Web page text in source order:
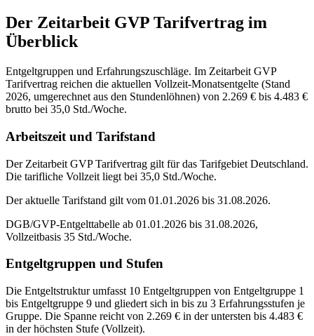
Der Zeitarbeit GVP Tarifvertrag im
Überblick
Entgeltgruppen und Erfahrungszuschläge. Im Zeitarbeit GVP
Tarifvertrag reichen die aktuellen Vollzeit-Monatsentgelte (Stand
2026, umgerechnet aus den Stundenlöhnen) von 2.269 € bis 4.483 €
brutto bei 35,0 Std./Woche.
Arbeitszeit und Tarifstand
Der Zeitarbeit GVP Tarifvertrag gilt für das Tarifgebiet Deutschland.
Die tarifliche Vollzeit liegt bei 35,0 Std./Woche.
Der aktuelle Tarifstand gilt vom 01.01.2026 bis 31.08.2026.
DGB/GVP-Entgelttabelle ab 01.01.2026 bis 31.08.2026,
Vollzeitbasis 35 Std./Woche.
Entgeltgruppen und Stufen
Die Entgeltstruktur umfasst 10 Entgeltgruppen von Entgeltgruppe 1
bis Entgeltgruppe 9 und gliedert sich in bis zu 3 Erfahrungsstufen je
Gruppe. Die Spanne reicht von 2.269 € in der untersten bis 4.483 €
in der höchsten Stufe (Vollzeit).